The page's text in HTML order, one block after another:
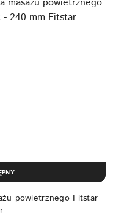
powietrznego Fitstar